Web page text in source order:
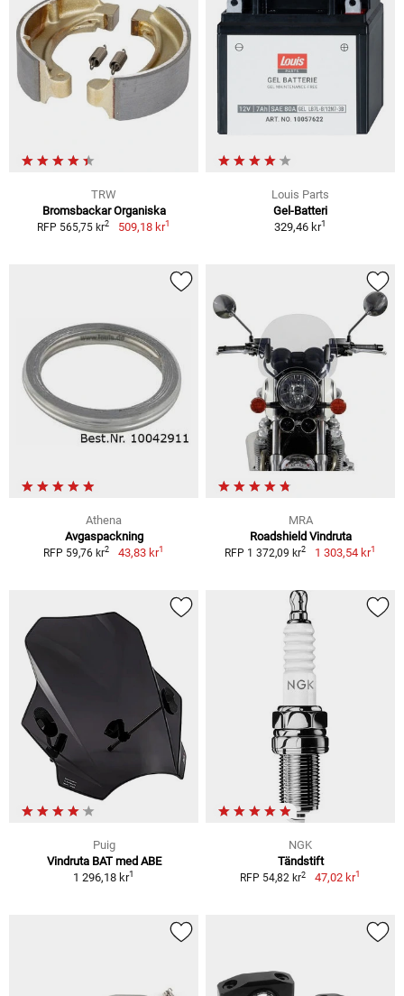
TRW
Bromsbackar Organiska
RFP 565,75 kr2 509,18 kr1
Louis Parts
Gel-Batteri
329,46 kr1
Athena
Avgaspackning
RFP 59,76 kr2 43,83 kr1
MRA
Roadshield Vindruta
RFP 1 372,09 kr2 1 303,54 kr1
Puig
Vindruta BAT med ABE
1 296,18 kr1
NGK
Tändstift
RFP 54,82 kr2 47,02 kr1